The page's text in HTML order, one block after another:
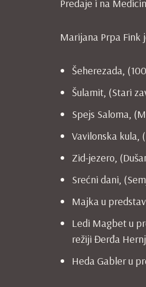
Predaje i na
Marijana Prpa Fink
Šeherezada,
Šulamit, (Stari
Spejs Saloma,
Vavilonska kula,
Zid-jezero,
Srećni dani,
Majka u
Ledi Magbet u
režiji Đerđa
Heda Gabler u